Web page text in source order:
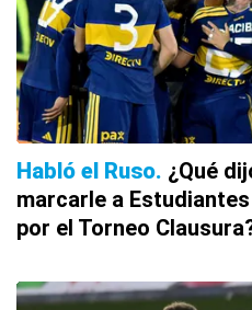
Habló el Ruso ¿Qué
marcarle a
por el Torneo